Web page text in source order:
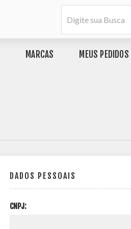
MARCAS MEUS PEDIDOS
DADOS PESSOAIS
CNPJ: